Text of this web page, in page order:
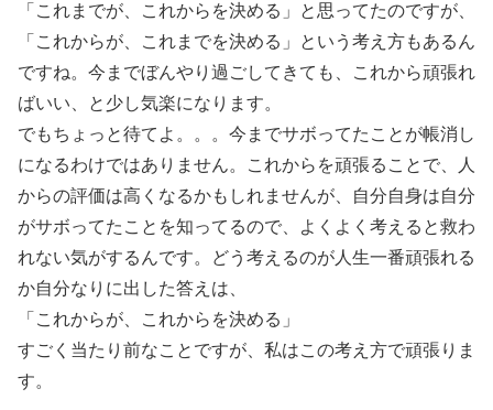
「これまでが、これからを決める」と思ってたのですが、
「これからが、これまでを決める」という考え方もあるん
ですね。今までぼんやり過ごしてきても、これから頑張れ
ばいい、と少し気楽になります。
でもちょっと待てよ。。。今までサボってたことが帳消し
になるわけではありません。これからを頑張ることで、人
からの評価は高くなるかもしれませんが、自分自身は自分
がサボってたことを知ってるので、よくよく考えると救わ
れない気がするんです。どう考えるのが人生一番頑張れる
か自分なりに出した答えは、
「これからが、これからを決める」
すごく当たり前なことですが、私はこの考え方で頑張りま
す。